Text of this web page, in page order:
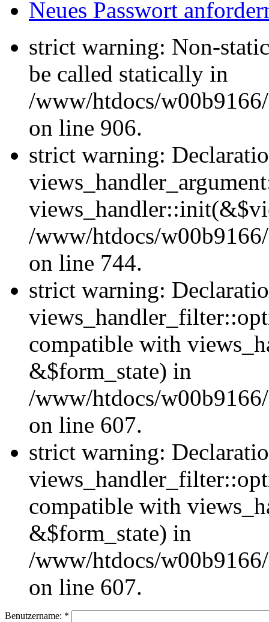
Neues Passwort
strict warning: Non-
be called statically in
/www/htdocs/
on line 906.
strict warning:
/www/htdocs/
on line 744.
strict warning:
compatible with
&$form_state) in
/www/htdocs/
on line 607.
strict warning:
compatible with
&$form_state) in
/www/htdocs/
on line 607.
Benutzername: *